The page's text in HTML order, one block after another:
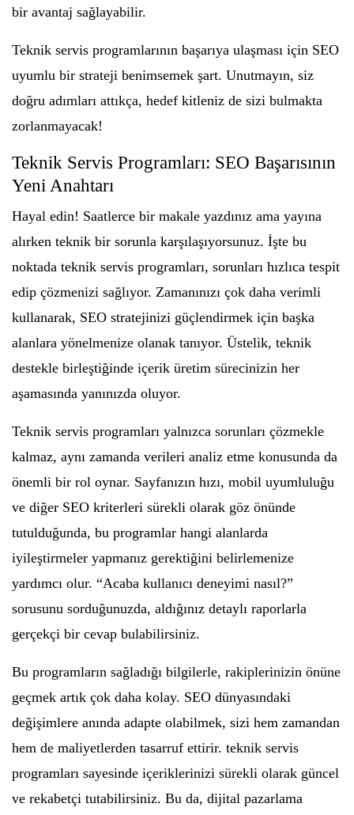
bir avantaj sağlayabilir.
Teknik servis programlarının başarıya ulaşması için SEO
uyumlu bir strateji benimsemek şart. Unutmayın, siz
doğru adımları attıkça, hedef kitleniz de sizi bulmakta
zorlanmayacak!
Teknik Servis Programları: SEO Başarısının
Yeni Anahtarı
Hayal edin! Saatlerce bir makale yazdınız ama yayına
alırken teknik bir sorunla karşılaşıyorsunuz. İşte bu
noktada teknik servis programları, sorunları hızlıca tespit
edip çözmenizi sağlıyor. Zamanınızı çok daha verimli
kullanarak, SEO stratejinizi güçlendirmek için başka
alanlara yönelmenize olanak tanıyor. Üstelik, teknik
destekle birleştiğinde içerik üretim sürecinizin her
aşamasında yanınızda oluyor.
Teknik servis programları yalnızca sorunları çözmekle
kalmaz, aynı zamanda verileri analiz etme konusunda da
önemli bir rol oynar. Sayfanızın hızı, mobil uyumluluğu
ve diğer SEO kriterleri sürekli olarak göz önünde
tutulduğunda, bu programlar hangi alanlarda
iyileştirmeler yapmanız gerektiğini belirlemenize
yardımcı olur. “Acaba kullanıcı deneyimi nasıl?”
sorusunu sorduğunuzda, aldığınız detaylı raporlarla
gerçekçi bir cevap bulabilirsiniz.
Bu programların sağladığı bilgilerle, rakiplerinizin önüne
geçmek artık çok daha kolay. SEO dünyasındaki
değişimlere anında adapte olabilmek, sizi hem zamandan
hem de maliyetlerden tasarruf ettirir. teknik servis
programları sayesinde içeriklerinizi sürekli olarak güncel
ve rekabetçi tutabilirsiniz. Bu da, dijital pazarlama